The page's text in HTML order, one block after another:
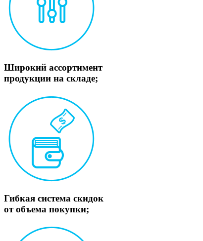
Широкий ассортимент
продукции на складе;
Гибкая система скидок
от объема покупки;